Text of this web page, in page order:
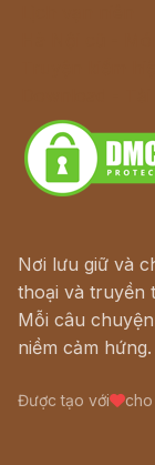
Nơi lưu giữ và
thoại và truyền
Mỗi câu
niềm cảm hứng.
Được tạo với